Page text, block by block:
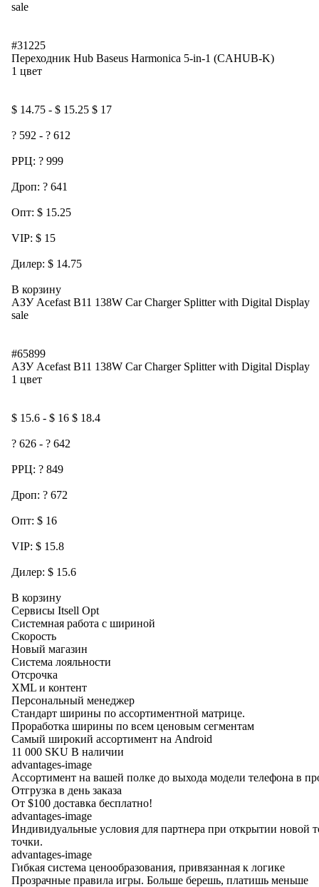
sale
#31225
Переходник Hub Baseus Harmonica 5-in-1 (CAHUB-K)
1 цвет
$ 14.75 - $ 15.25 $ 17
? 592 - ? 612
РРЦ: ? 999
Дроп: ? 641
Опт: $ 15.25
VIP: $ 15
Дилер: $ 14.75
В корзину
АЗУ Acefast B11 138W Car Charger Splitter with Digital Display
sale
#65899
АЗУ Acefast B11 138W Car Charger Splitter with Digital Display
1 цвет
$ 15.6 - $ 16 $ 18.4
? 626 - ? 642
РРЦ: ? 849
Дроп: ? 672
Опт: $ 16
VIP: $ 15.8
Дилер: $ 15.6
В корзину
Сервисы Itsell Opt
Системная работа с шириной
Скорость
Новый магазин
Система лояльности
Отсрочка
XML и контент
Персональный менеджер
Стандарт ширины по ассортиментной матрице.
Проработка ширины по всем ценовым сегментам
Самый широкий ассортимент на Android
11 000 SKU В наличии
advantages-image
Ассортимент на вашей полке до выхода модели телефона в
Отгрузка в день заказа
От $100 доставка бесплатно!
advantages-image
Индивидуальные условия для партнера при открытии новой
точки.
advantages-image
Гибкая система ценообразования, привязанная к логике
Прозрачные правила игры. Больше берешь, платишь меньше